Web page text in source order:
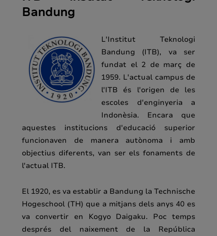
Bandung
L'Institut Teknologi
Bandung (ITB), va ser
fundat el 2 de març de
1959. L'actual campus de
l'ITB és l'origen de les
escoles d'enginyeria a
Indonèsia. Encara que
aquestes institucions d'educació superior
funcionaven de manera autònoma i amb
objectius diferents, van ser els fonaments de
l'actual ITB.
El 1920, es va establir a Bandung la Technische
Hogeschool (TH) que a mitjans dels anys 40 es
va convertir en Kogyo Daigaku. Poc temps
després del naixement de la República